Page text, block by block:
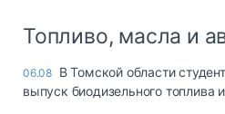
Топливо, масла и
06.08 В Томской области
выпуск биодизельного топлива